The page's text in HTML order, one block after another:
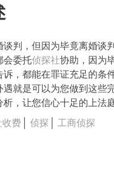
判，但因为毕竟离婚
会委托侦探社协助，因为
，都能在罪证充足的
遇就是可以为您做到这些
，让您信心十足的上法
收费 │侦探 │工商侦探